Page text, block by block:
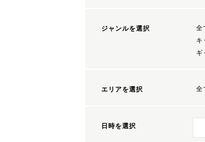
ジャンルを選択 全
キ
ギ
エリアを選択 全
日時を選択